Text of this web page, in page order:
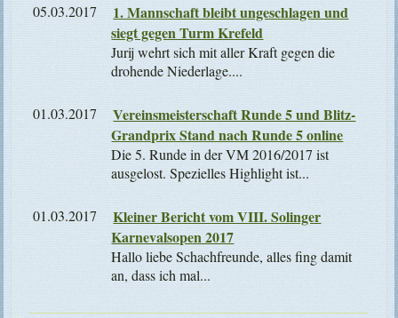
05.03.2017
1. Mannschaft bleibt ungeschlagen und
siegt gegen Turm Krefeld
Jurij wehrt sich mit aller Kraft gegen die
drohende Niederlage....
01.03.2017
Vereinsmeisterschaft Runde 5 und Blitz-
Grandprix Stand nach Runde 5 online
Die 5. Runde in der VM 2016/2017 ist
ausgelost. Spezielles Highlight ist...
01.03.2017
Kleiner Bericht vom VIII. Solinger
Karnevalsopen 2017
Hallo liebe Schachfreunde, alles fing damit
an, dass ich mal...